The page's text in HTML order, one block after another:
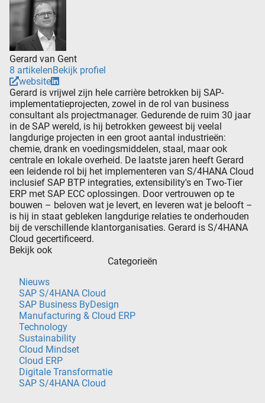
Gerard van Gent
8 artikelenBekijk profiel
website
Gerard is vrijwel zijn hele carrière betrokken bij SAP-
implementatieprojecten, zowel in de rol van business
consultant als projectmanager. Gedurende de ruim 30 jaar
in de SAP wereld, is hij betrokken geweest bij veelal
langdurige projecten in een groot aantal industrieën:
chemie, drank en voedingsmiddelen, staal, maar ook
centrale en lokale overheid. De laatste jaren heeft Gerard
een leidende rol bij het implementeren van S/4HANA Cloud
inclusief SAP BTP integraties, extensibility's en Two-Tier
ERP met SAP ECC oplossingen. Door vertrouwen op te
bouwen – beloven wat je levert, en leveren wat je belooft –
is hij in staat gebleken langdurige relaties te onderhouden
bij de verschillende klantorganisaties. Gerard is S/4HANA
Cloud gecertificeerd.
Bekijk ook
Categorieën
Nieuws
SAP S/4HANA Cloud
SAP Business ByDesign
Manufacturing & Cloud ERP
Technology
Sustainability
Cloud Mindset
Cloud ERP
Digitale Transformatie
SAP S/4HANA Cloud